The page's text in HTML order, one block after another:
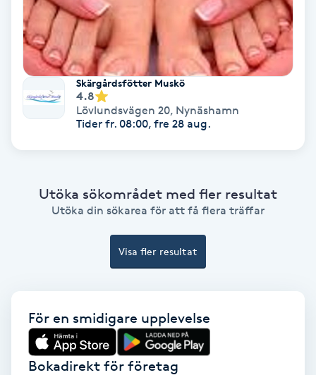
Fransförlängning Megavolym
Fransförlängning Volym
Fransk manikyr
Fransrengöring
Friskvård
Funktionsanalys
Färgning
Skärgårdsfötter Muskö
4.8
Lövlundsvägen 20, Nynäshamn
Tider fr. 08:00, fre 28 aug.
Utöka sökområdet med fler resultat
Utöka din sökarea för att få flera träffar
Visa fler resultat
För en smidigare upplevelse
Bokadirekt för företag